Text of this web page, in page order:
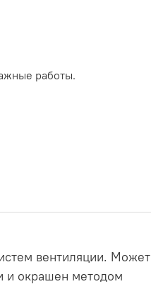
работы.
вентиляции. Может
и окрашен методом